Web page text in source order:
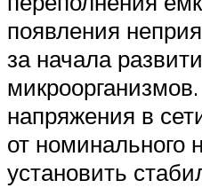
появления
за начала
напряжения в
от номинального
установить